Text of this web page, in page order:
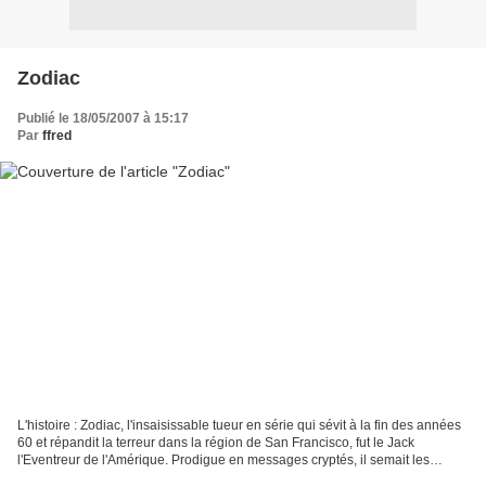
Zodiac
Publié le 18/05/2007 à 15:17
Par ffred
L'histoire : Zodiac, l'insaisissable tueur en série qui sévit à la fin des années
60 et répandit la terreur dans la région de San Francisco, fut le Jack
l'Eventreur de l'Amérique. Prodigue en messages cryptés, il semait les